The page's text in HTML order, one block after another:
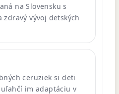
na Slovensku s
vývoj detských
ceruziek si deti
im adaptáciu v